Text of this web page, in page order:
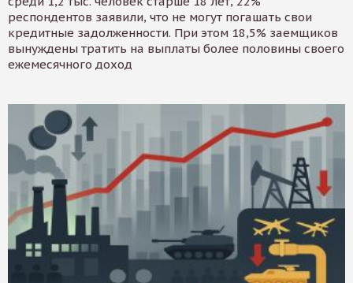
респондентов заявили, что не могут погашать свои
кредитные задолженности. При этом 18,5% заемщиков
вынуждены тратить на выплаты более половины своего
ежемесячного доход